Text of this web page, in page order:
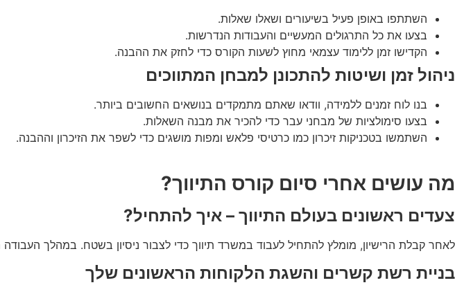
השתתפו באופן פעיל בשיעורים ושאלו שאלות.
בצעו את כל התרגולים המעשיים והעבודות הנדרשות.
הקדישו זמן ללימוד עצמאי מחוץ לשעות הקורס כדי לחזק את ההבנה.
ניהול זמן ושיטות להתכונן למבחן המתווכים
בנו לוח זמנים ללמידה, וודאו שאתם מתמקדים בנושאים החשובים ביותר.
בצעו סימולציות של מבחני עבר כדי להכיר את מבנה השאלות.
השתמשו בטכניקות זיכרון כמו כרטיסי פלאש ומפות מושגים כדי לשפר את הזיכרון וההבנה.
מה עושים אחרי סיום קורס התיווך?
צעדים ראשונים בעולם התיווך – איך להתחיל?
לאחר קבלת הרישיון, מומלץ להתחיל לעבוד במשרד תיווך כדי לצבור ניסיון בשטח. במהלך
בניית רשת קשרים והשגת הלקוחות הראשונים שלך